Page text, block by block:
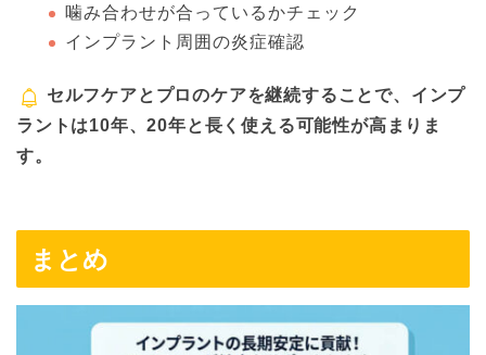
噛み合わせが合っているかチェック
インプラント周囲の炎症確認
セルフケアとプロのケアを継続することで、インプ
ラントは10年、20年と長く使える可能性が高まりま
す。
まとめ